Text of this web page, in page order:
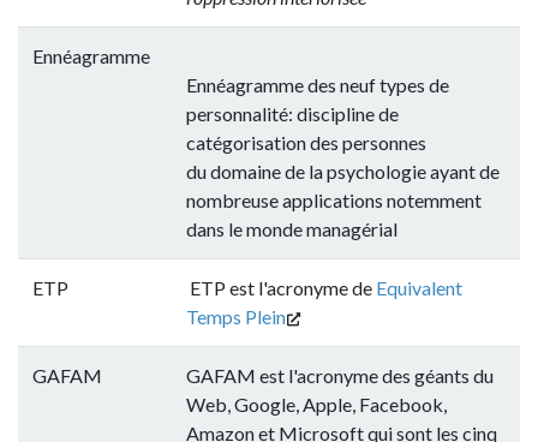
Ennéagramme
Ennéagramme des neuf types de
personnalité: discipline de
catégorisation des personnes
du domaine de la psychologie ayant de
nombreuse applications notemment
dans le monde managérial
ETP ETP est l'acronyme de Equivalent
Temps Plein
GAFAM
GAFAM est l'acronyme des géants du
Web, Google, Apple, Facebook,
Amazon et Microsoft qui sont les cinq